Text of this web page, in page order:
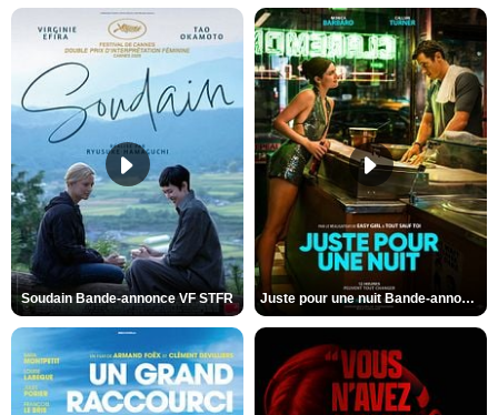
Soudain Bande-annonce VF STFR Juste pour une nuit Bande-annonce VO STFR